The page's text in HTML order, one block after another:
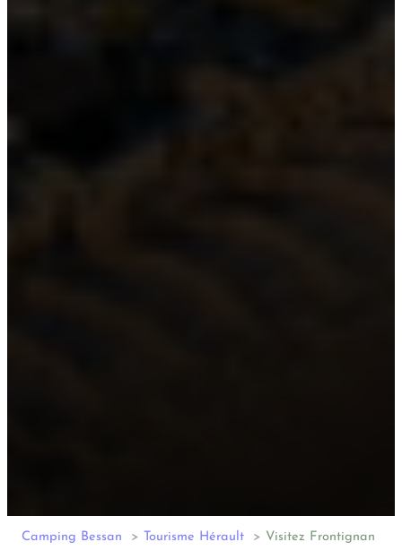
Camping Bessan Tourisme Hérault Visitez Frontignan